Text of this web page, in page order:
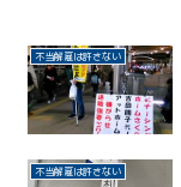
不当解雇は許さない
不当解雇は許さない